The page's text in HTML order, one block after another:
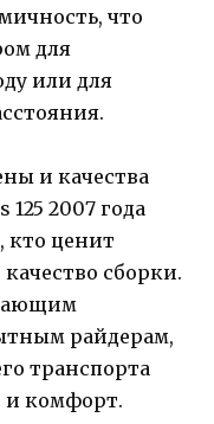
что
для
или для
и качества
2007 года
кто ценит
сборки.
райдерам,
транспорта
и комфорт.